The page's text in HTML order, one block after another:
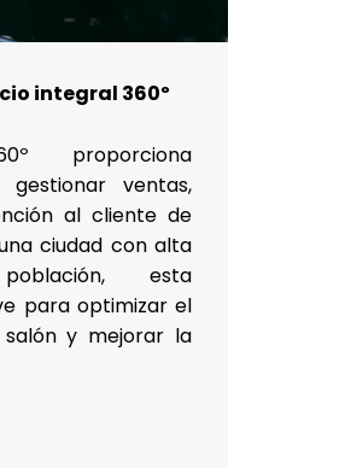
integral 360º
proporciona
ventas,
al cliente de
ciudad con alta
esta
para optimizar el
y mejorar la